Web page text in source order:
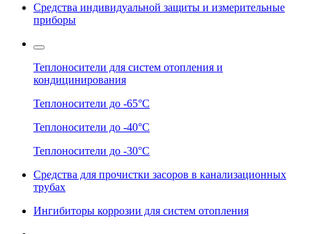
Средства индивидуальной защиты и измерительные
приборы
Теплоносители для систем отопления и
кондицинирования
Теплоносители до -65°C
Теплоносители до -40°C
Теплоносители до -30°C
Средства для прочистки засоров в канализационных
трубах
Ингибиторы коррозии для систем отопления